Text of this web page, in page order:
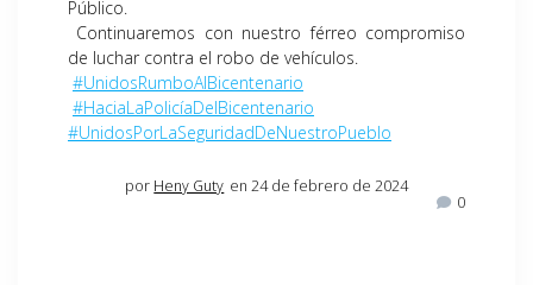
Público.
Continuaremos con nuestro férreo compromiso
de luchar contra el robo de vehículos.
#UnidosRumboAlBicentenario
#HaciaLaPolicíaDelBicentenario
#UnidosPorLaSeguridadDeNuestroPueblo
por Heny Guty en 24 de febrero de 2024
0